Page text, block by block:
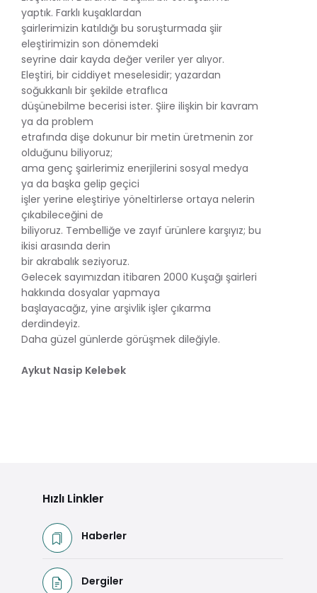
yaptık. Farklı kuşaklardan
şairlerimizin katıldığı bu soruşturmada şiir
eleştirimizin son dönemdeki
seyrine dair kayda değer veriler yer alıyor.
Eleştiri, bir ciddiyet meselesidir; yazardan
soğukkanlı bir şekilde etraflıca
düşünebilme becerisi ister. Şiire ilişkin bir kavram
ya da problem
etrafında dişe dokunur bir metin üretmenin zor
olduğunu biliyoruz;
ama genç şairlerimiz enerjilerini sosyal medya
ya da başka gelip geçici
işler yerine eleştiriye yöneltirlerse ortaya nelerin
çıkabileceğini de
biliyoruz. Tembelliğe ve zayıf ürünlere karşıyız; bu
ikisi arasında derin
bir akrabalık seziyoruz.
Gelecek sayımızdan itibaren 2000 Kuşağı şairleri
hakkında dosyalar yapmaya
başlayacağız, yine arşivlik işler çıkarma
derdindeyiz.
Daha güzel günlerde görüşmek dileğiyle.
Aykut Nasip Kelebek
Hızlı Linkler
Haberler
Dergiler